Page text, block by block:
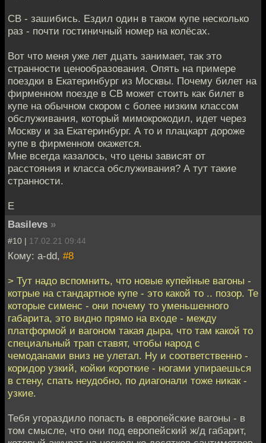
СВ - зашибись. Ездил один в таком купе несколько
раз - почти гостиничный номер на колёсах.
Вот что меня уже лет дцать занимает, так это
странности ценообразования. Опять на примере
поездки в Екатеринбург из Москвы. Почему билет на
фирменном поезде в СВ может стоить как билет в
купе на обычном скором с более низким классом
обслуживания, который мимокрокодил, идет через
Москву и за Екатеринбург. А то и плацкарт дороже
купе в фирменном окажется.
Мне всегда казалось, что цены зависят от
расстояния и класса обслуживания? А тут такие
странности.
Е
Basilevs »
#10 | 17.02.21 09:44
Кому: a-dd, #8
> Тут надо вспомнить, что новые купейные вагоны -
котрые на стандартное купе - это какой то .. позор. Те
которые сименс - они почему то уменьшенного
габарита, это видно прямо на входе - между
платформой и вагоном такая дыра, что там какой то
специальный трап ставят, чтобы народ с
чемоданами вниз не улетал. Ну и соответственно -
коридор узкий, койки короткие - ногами упираешься
в стену, спать неудобно, по диагонали тоже никак -
узкие.
Тебя угораздило попасть в европейские вагоны - в
том смысле, что они под европейский ж/д габарит,